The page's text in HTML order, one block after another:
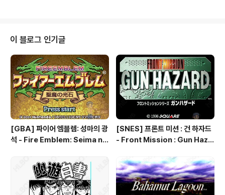
이 블로그 인기글
[GBA] 파이어 엠블렘: 성마의 광
석 - Fire Emblem: Seima no
ム 聖魔の光石, 파이어 엠블렘:
더 세이크리드 스톤즈 - Fire Em
blem: The Sacred Stones
[SNES] 프론트 미션 : 건 하자드
- Front Mission : Gun Haza
ズ ガンハザード